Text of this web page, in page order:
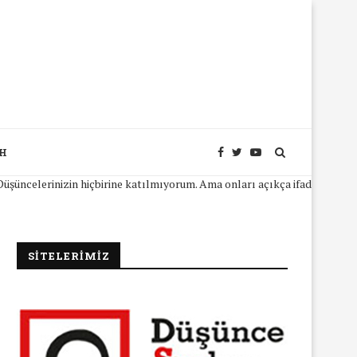
hiçbirine katılmıyorum. Ama onları açıkça ifade edebilmeniz
SİTELERİMİZ